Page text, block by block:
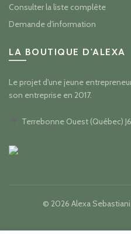
Consulter la liste complète
Demande d'information
LA BOUTIQUE D'ALEXA
Le projet d'une jeune
son entreprise en 2017.
Terrebonne Ouest (Québec)
© 2026 Alexa Sebastiani